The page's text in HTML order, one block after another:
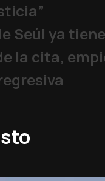
Seúl ya
la cita,